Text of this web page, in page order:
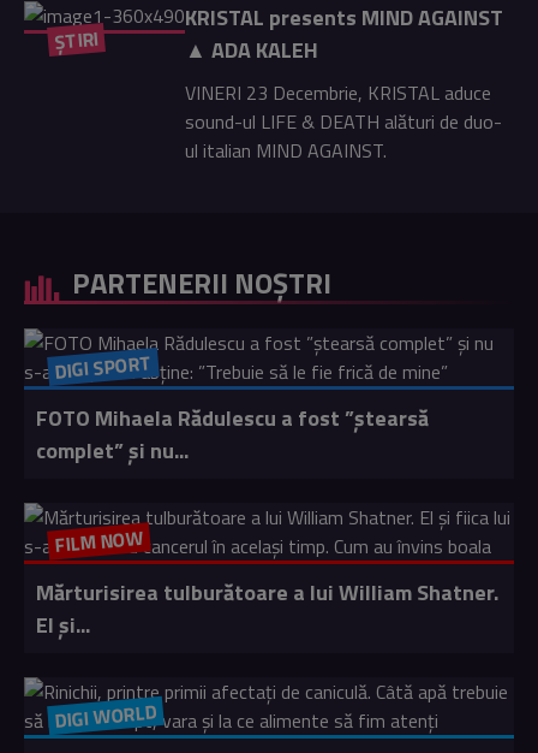
ȘTIRI
KRISTAL presents MIND AGAINST
▲ ADA KALEH
VINERI 23 Decembrie, KRISTAL aduce
sound-ul LIFE & DEATH alături de duo-
ul italian MIND AGAINST.
PARTENERII NOȘTRI
DIGI SPORT
FOTO Mihaela Rădulescu a fost ”ștearsă
complet” și nu...
FILM NOW
Mărturisirea tulburătoare a lui William Shatner.
El și...
DIGI WORLD